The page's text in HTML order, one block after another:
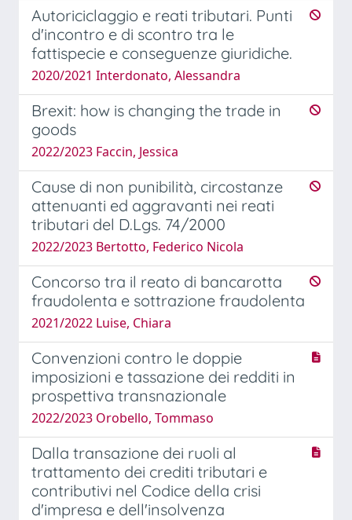
Autoriciclaggio e reati tributari. Punti
d'incontro e di scontro tra le
fattispecie e conseguenze giuridiche.
2020/2021 Interdonato, Alessandra
Brexit: how is changing the trade in
goods
2022/2023 Faccin, Jessica
Cause di non punibilità, circostanze
attenuanti ed aggravanti nei reati
tributari del D.Lgs. 74/2000
2022/2023 Bertotto, Federico Nicola
Concorso tra il reato di bancarotta
fraudolenta e sottrazione fraudolenta
2021/2022 Luise, Chiara
Convenzioni contro le doppie
imposizioni e tassazione dei redditi in
prospettiva transnazionale
2022/2023 Orobello, Tommaso
Dalla transazione dei ruoli al
trattamento dei crediti tributari e
contributivi nel Codice della crisi
d'impresa e dell'insolvenza